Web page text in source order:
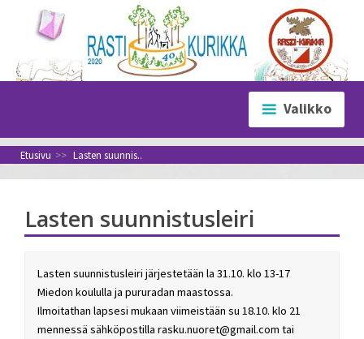
sisältöön
Valikko
Etusivu >> Lasten suunnis..
Lasten suunnistusleiri
Lasten suunnistusleiri järjestetään la 31.10. klo 13-17
Miedon koululla ja pururadan maastossa.
Ilmoitathan lapsesi mukaan viimeistään su 18.10. klo 21
mennessä sähköpostilla rasku.nuoret@gmail.com tai